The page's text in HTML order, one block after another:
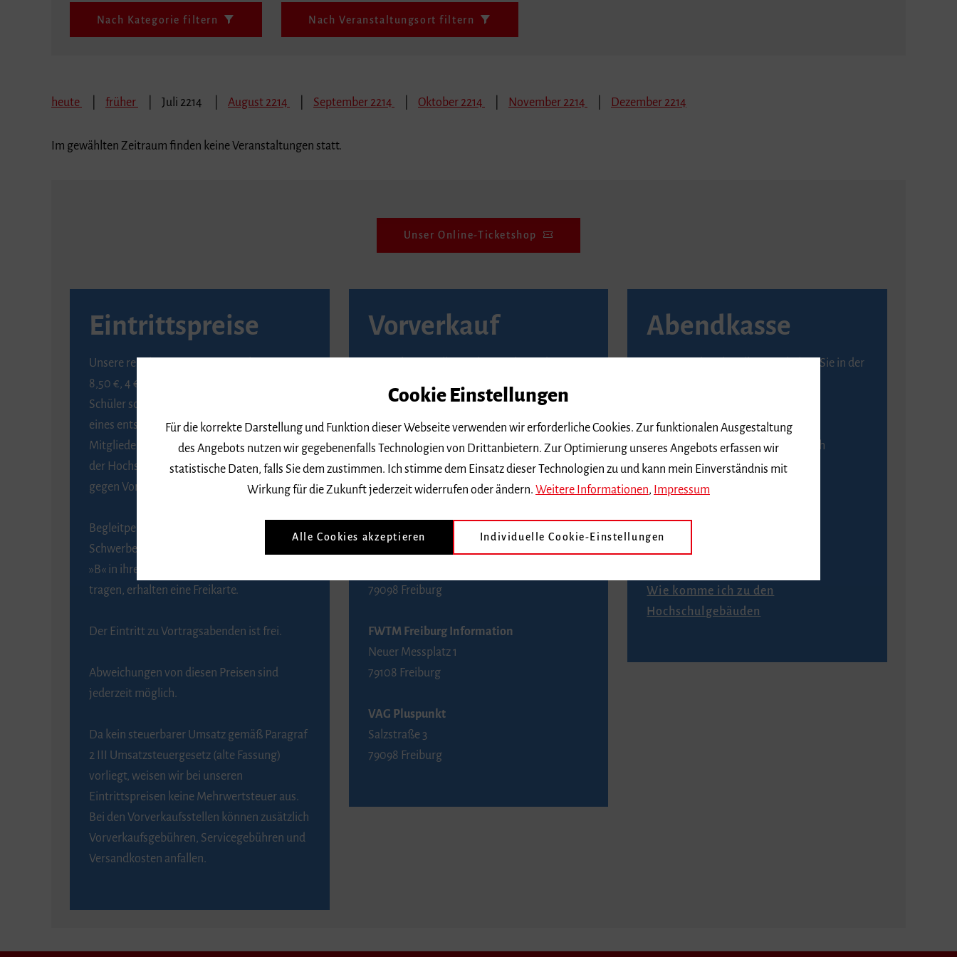
Nach Kategorie filtern Nach Veranstaltungsort filtern
heute früher Juli 2214 August 2214 September 2214 Oktober 2214 November 2214 Dezember 2214
Im gewählten Zeitraum finden keine Veranstaltungen statt.
Unser Online-Ticketshop
Eintrittspreise
Unsere regulären Eintrittspreise betragen
8,50 €, 4 € ermäßigt für Schülerinnen und
Schüler sowie Studierende gegen Vorlage
eines entsprechenden Nachweises, 6 € für
Mitglieder der Gesellschaft zur Förderung
der Hochschule für Musik Freiburg e. V.
gegen Vorlage des Mitgliedsausweises.
Begleitpersonen von Menschen mit
Schwerbehinderung, die das Merkzeichen
»B« in ihrem Schwerbehindertenausweis
tragen, erhalten eine Freikarte.
Der Eintritt zu Vortragsabenden ist frei.
Abweichungen von diesen Preisen sind
jederzeit möglich.
Da kein steuerbarer Umsatz gemäß Paragraf
2 III Umsatzsteuergesetz (alte Fassung)
vorliegt, weisen wir bei unseren
Eintrittspreisen keine Mehrwertsteuer aus.
Bei den Vorverkaufsstellen können zusätzlich
Vorverkaufsgebühren, Servicegebühren und
Versandkosten anfallen.
Vorverkauf
Seite von Reservix.
BZ-Kartenservice Freiburg
Kaiser-Joseph-Straße 229
79098 Freiburg
Telefon 0761 4968888 (Reservierungen sind
79098 Freiburg
FWTM Freiburg Information
Neuer Messplatz 1
79108 Freiburg
VAG Pluspunkt
Salzstraße 3
79098 Freiburg
Abendkasse
Karten an der Abendkasse erhalten Sie in der
An der Abendkasse ist ausschließlich
Barzahlung möglich.
Anfahrt
Wie komme ich zu den
Hochschulgebäuden
Cookie Einstellungen
Für die korrekte Darstellung und Funktion dieser Webseite verwenden wir erforderliche Cookies. Zur funktionalen Ausgestaltung
des Angebots nutzen wir gegebenenfalls Technologien von Drittanbietern. Zur Optimierung unseres Angebots erfassen wir
statistische Daten, falls Sie dem zustimmen. Ich stimme dem Einsatz dieser Technologien zu und kann mein Einverständnis mit
Wirkung für die Zukunft jederzeit widerrufen oder ändern. Weitere Informationen, Impressum
Alle Cookies akzeptieren Individuelle Cookie-Einstellungen